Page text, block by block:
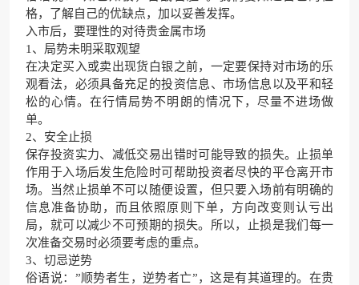
格，了解自己的优缺点，加以妥善发挥。
入市后，要理性的对待贵金属市场
1、局势未明采取观望
在决定买入或卖出现货白银之前，一定要保持对市场的乐
观看法，必须具备充足的投资信息、市场信息以及平和轻
松的心情。在行情局势不明朗的情况下，尽量不进场做
单。
2、安全止损
保存投资实力、减低交易出错时可能导致的损失。止损单
作用于入场后发生危险时可帮助投资者尽快的平仓离开市
场。当然止损单不可以随便设置，但只要入场前有明确的
信息准备协助，而且依照原则下单，方向改变则认亏出
局，就可以减少不可预期的损失。所以，止损是我们每一
次准备交易时必须要考虑的重点。
3、切忌逆势
俗语说：”顺势者生，逆势者亡”，这是有其道理的。在贵